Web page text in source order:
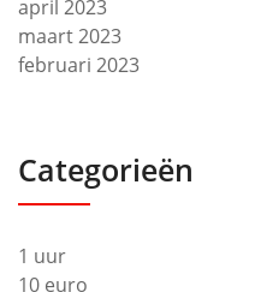
april 2023
maart 2023
februari 2023
Categorieën
1 uur
10 euro